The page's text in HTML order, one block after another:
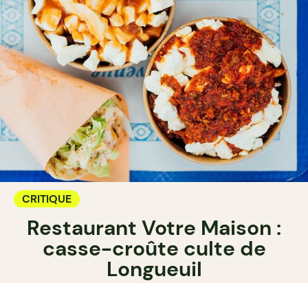
CRITIQUE
Restaurant Votre Maison :
casse-croûte culte de
Longueuil